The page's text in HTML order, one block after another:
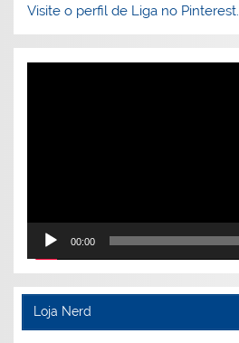
Visite o perfil de Liga no Pinterest.
Tocador
00:00
Loja Nerd